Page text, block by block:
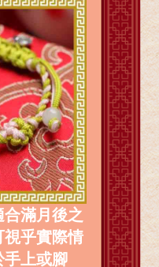
合滿月後之
視乎實際情
手上或腳